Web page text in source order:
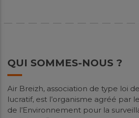
2026
Spatialisation des
et d’ammoniac à
Études
QUI SOMMES-NOUS ?
Air Breizh, association de type loi
lucratif, est l’organisme agréé par
de l’Environnement pour la